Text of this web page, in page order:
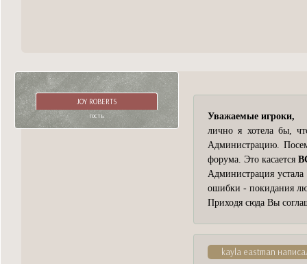
JOY ROBERTS
гость
Уважаемые игроки,
лично я хотела бы,
Администрацию.
форума. Это касается
Администрация
ошибки - покидания
Приходя сюда Вы
kayla eastman